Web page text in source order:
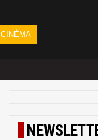
CINÉMA